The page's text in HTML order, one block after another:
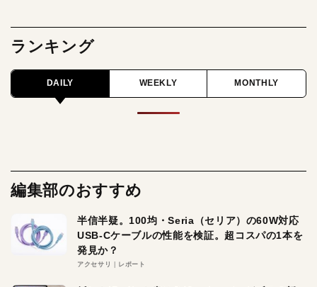
ランキング
DAILY WEEKLY MONTHLY
編集部のおすすめ
半信半疑。100均・Seria（セリア）の60W対応
USB-Cケーブルの性能を検証。超コスパの1本を
発見か？
アクセサリ レポート